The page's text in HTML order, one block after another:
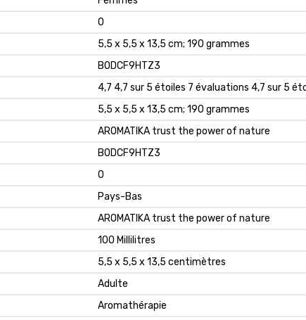
‎0
‎5,5 x 5,5 x 13,5 cm; 190 grammes
‎B0DCF9HTZ3
4,7 4,7 sur 5 étoiles 7 évaluations 4,7 sur 5
5,5 x 5,5 x 13,5 cm; 190 grammes
AROMATIKA trust the power of nature
B0DCF9HTZ3
0
Pays-Bas
AROMATIKA trust the power of nature
100 Millilitres
5,5 x 5,5 x 13,5 centimètres
Adulte
Aromathérapie